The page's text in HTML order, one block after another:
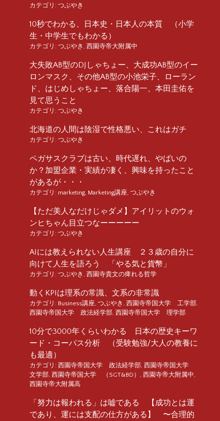
カテゴリ: つぶやき
10秒でわかる、日本史・日本人の本質 （小学
生・中学生でもわかる）
カテゴリ: つぶやき 西園寺帝大附属中
大失敗AB型のDJしゃちょー、大成功AB型のイー
ロンマスク、その他AB型の小池栄子、ローラン
ド、はじめしゃちょー、落合陽一、本田圭佑を
見て思うこと
カテゴリ: つぶやき
北海道の人間は陰湿で性格悪い、これはガチ
カテゴリ: つぶやき
ペガサスクラブは古い、時代遅れ、やばいの
か？加盟企業・実績が凄く、興味を持ったこと
があるが・・・
カテゴリ: marketing Marketing講座 つぶやき
【ただ美人なだけじゃダメ】アイリットのウォ
ンヒちゃん目立つなーーーーー
カテゴリ: つぶやき
AIには教えられない人生講座 ２３歳の自分に
向けて人生を語ろう 「やる気と貨幣」
カテゴリ: つぶやき 西園寺貴文の痺れる哲学
動くKPIは理系の常識、文系の非常識
カテゴリ: Business講座 つぶやき 西園寺帝国大学 工学部
西園寺帝国大学 政法経学部 西園寺帝国大学 理学部
10分で3000年くらいわかる 日本の歴史キーワ
ード・コーパス分析 （受験勉強/大人の教養に
も最適）
カテゴリ: 西園寺帝国大学 政法経学部 西園寺帝国大学
文学部 西園寺帝国大学 （SGT&BD） 西園寺帝大附属中
西園寺帝大附属高
「努力は報われる」は嘘である 【成功とは運
であり、運には支配の仕方がある】 〜合理的